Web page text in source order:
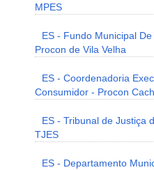
MPES
ES - Fundo Municipal
Procon de Vila Velha
ES - Coordenadoria
Consumidor - Procon
ES - Tribunal de Justiça
TJES
ES - Departamento